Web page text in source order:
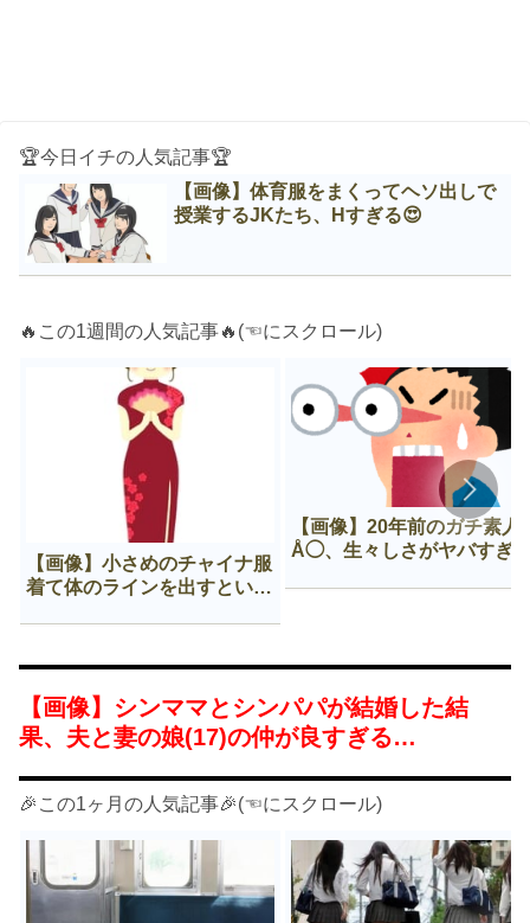
🏆今日イチの人気記事🏆
【画像】体育服をまくってヘソ出しで
授業するJKたち、Нすぎる😍
🔥この1週間の人気記事🔥(☜にスクロール)
【画像】小さめのチャイナ服
着て体のラインを出すという
【画像】20年前のガチ素人
Å◯、生々しさがヤバすぎ
【画像】シンママとシンパパが結婚した結
果、夫と妻の娘(17)の仲が良すぎる…
🎉この1ヶ月の人気記事🎉(☜にスクロール)